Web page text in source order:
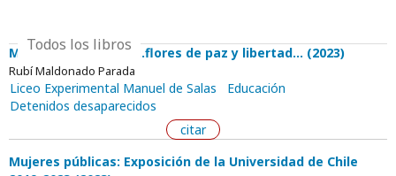
Todos los libros
Memoria colectiva: ...flores de paz y libertad... (2023)
Rubí Maldonado Parada
Liceo Experimental Manuel de Salas
Educación
Detenidos desaparecidos
citar
Mujeres públicas: Exposición de la Universidad de Chile